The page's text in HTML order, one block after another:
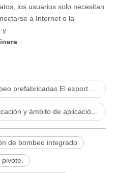
los usuarios solo necesitan
a Internet o la
y
cuáles son las ventajas de la estación de bombeo prefabricada integrada
de la estación de bombeo prefabricada integrada
de bombeo integrado